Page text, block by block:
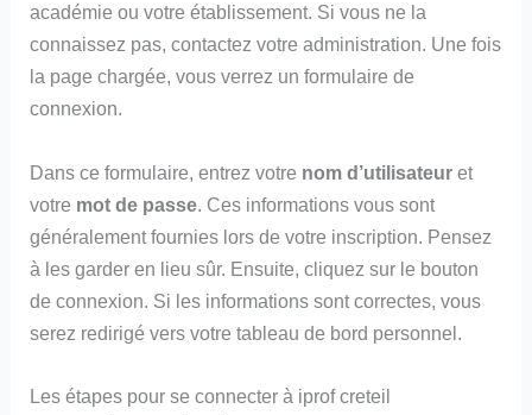
académie ou votre établissement. Si vous ne la
connaissez pas, contactez votre administration. Une fois
la page chargée, vous verrez un formulaire de
connexion.
Dans ce formulaire, entrez votre nom d’utilisateur et
votre mot de passe . Ces informations vous sont
généralement fournies lors de votre inscription. Pensez
à les garder en lieu sûr. Ensuite, cliquez sur le bouton
de connexion. Si les informations sont correctes, vous
serez redirigé vers votre tableau de bord personnel.
Les étapes pour se connecter à iprof creteil